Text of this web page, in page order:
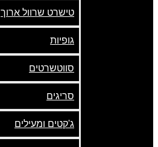
טישרט שרוול ארוך
גופיות
סווטשרטים
סריגים
ג'קטים ומעילים